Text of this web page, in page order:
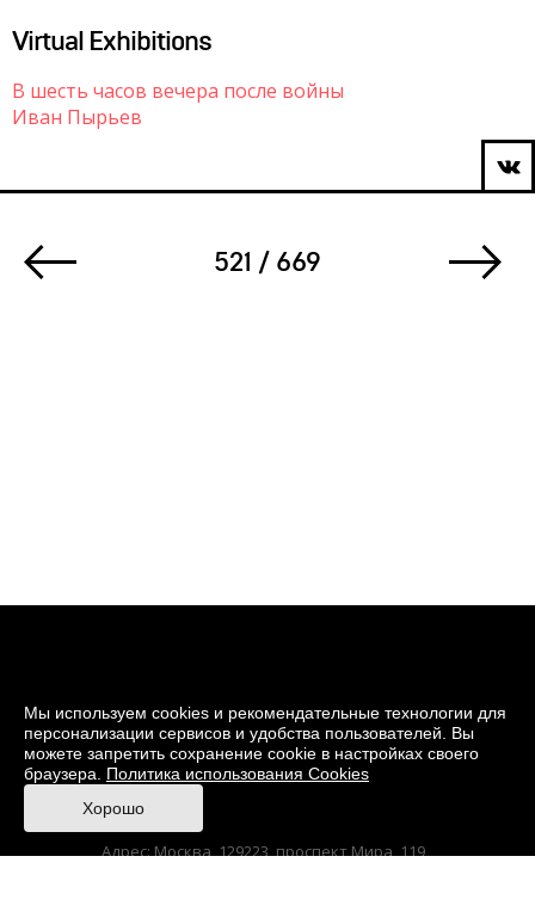
Virtual Exhibitions
В шесть часов вечера после войны
Иван Пырьев
521 / 669
© 2026 Музей кино
При поддержке Министерства культуры РФ
Адрес: Москва, 129223, проспект Мира, 119,
Мы используем cookies и рекомендательные технологии для
персонализации сервисов и удобства пользователей. Вы
можете запретить сохранение cookie в настройках своего
браузера. Политика использования Cookies
Хорошо